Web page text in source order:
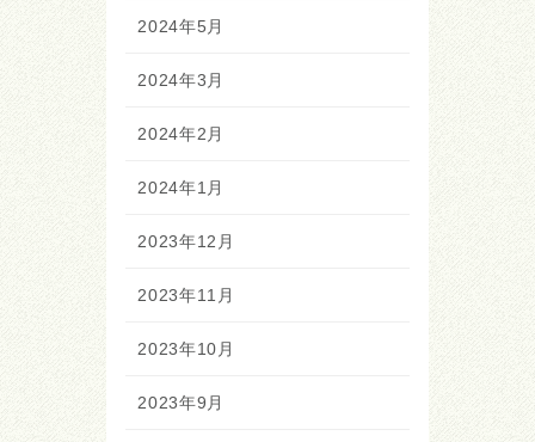
2024年5月
2024年3月
2024年2月
2024年1月
2023年12月
2023年11月
2023年10月
2023年9月